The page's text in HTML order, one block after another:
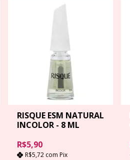
RISQUE ESM NATURAL
INCOLOR - 8 ML
R$5,90
R$5,72 com Pix